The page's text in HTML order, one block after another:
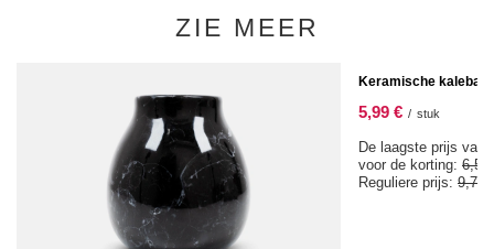
ZIE MEER
Keramische kalebas
5,99 € / stuk
De laagste prijs van
voor de korting: 6,59
Reguliere prijs: 9,77